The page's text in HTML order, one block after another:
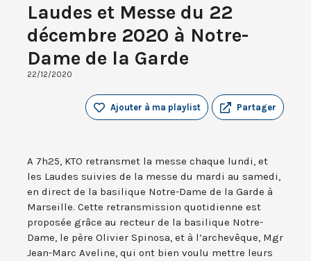
Laudes et Messe du 22
décembre 2020 à Notre-
Dame de la Garde
22/12/2020
Partager
Ajouter à ma playlist
A 7h25, KTO retransmet la messe chaque lundi, et
les Laudes suivies de la messe du mardi au samedi,
en direct de la basilique Notre-Dame de la Garde à
Marseille. Cette retransmission quotidienne est
proposée grâce au recteur de la basilique Notre-
Dame, le père Olivier Spinosa, et à l’archevêque, Mgr
Jean-Marc Aveline, qui ont bien voulu mettre leurs